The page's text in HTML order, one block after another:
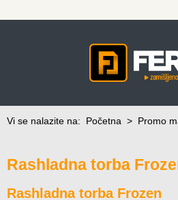
Vi se nalazite na: Početna > Promo
Rashladna torba
Rashladna torba Frozen